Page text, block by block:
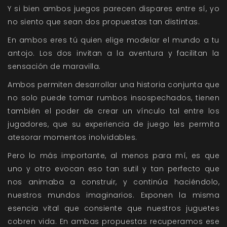
Y si bien ambos juegos parecen dispares entre sí, yo
no siento que sean dos propuestas tan distintas.
En ambos eres tú quien elige modelar el mundo a tu
antojo. Los dos invitan a la aventura y facilitan la
sensación de maravilla.
Ambos permiten desarrollar una historia conjunta que
no solo puede tomar rumbos insospechados, tienen
también el poder de crear un vínculo tal entre los
jugadores, que su experiencia de juego les permita
atesorar momentos inolvidables.
Pero lo más importante, al menos para mí, es que
uno y otro evocan eso tan sutil y tan perfecto que
nos animaba a construir, y continúa haciéndolo,
nuestros mundos imaginarios. Exponen la misma
esencia vital que consiente que nuestros juguetes
cobren vida. En ambas propuestas recuperamos ese